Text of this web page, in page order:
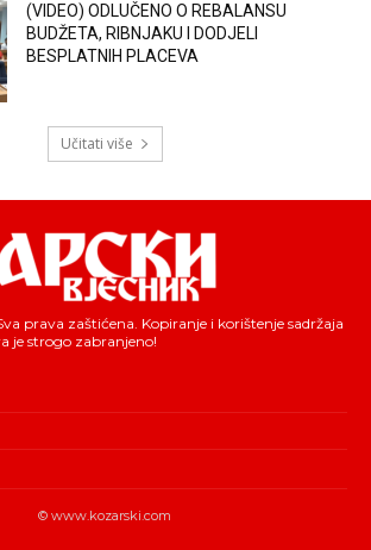
(VIDEO) ODLUČENO O REBALANSU
BUDŽETA, RIBNJAKU I DODJELI
BESPLATNIH PLACEVA
Učitati više
prava zaštićena. Kopiranje i korištenje sadržaja
je strogo zabranjeno!
© www.kozarski.com